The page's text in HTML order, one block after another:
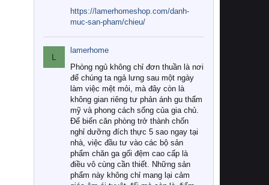
https://lamerhomeshop.com/danh-
muc-san-pham/chieu/
L
lamerhome
Phòng ngủ không chỉ đơn thuần là nơi
để chúng ta ngả lưng sau một ngày
làm việc mệt mỏi, mà đây còn là
không gian riêng tư phản ánh gu thẩm
mỹ và phong cách sống của gia chủ.
Để biến căn phòng trở thành chốn
nghỉ dưỡng đích thực 5 sao ngay tại
nhà, việc đầu tư vào các bộ sản
phẩm chăn ga gối đệm cao cấp là
điều vô cùng cần thiết. Những sản
phẩm này không chỉ mang lại cảm